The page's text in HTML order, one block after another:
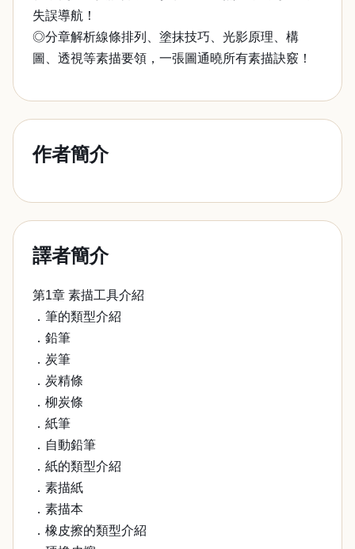
失誤導航！
◎分章解析線條排列、塗抹技巧、光影原理、構
圖、透視等素描要領，一張圖通曉所有素描訣竅！
作者簡介
譯者簡介
第1章 素描工具介紹
．筆的類型介紹
．鉛筆
．炭筆
．炭精條
．柳炭條
．紙筆
．自動鉛筆
．紙的類型介紹
．素描紙
．素描本
．橡皮擦的類型介紹